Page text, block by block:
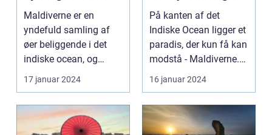
oplevelse af
paradisets
skønhed og
historie
Maldiverne er en
yndefuld samling af
øer beliggende i det
indiske ocean, og
tilbyder en
uforglemmeli...
17 januar 2024
eventyrlystne
På kanten af det
Indiske Ocean ligger et
paradis, der kun få kan
modstå - Maldiverne.
Denne smukke ø...
16 januar 2024